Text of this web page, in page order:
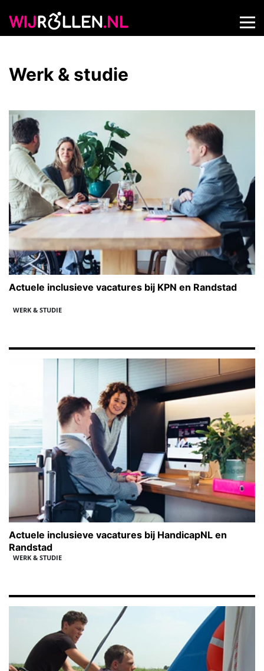
Werk & studie
Actuele inclusieve vacatures bij KPN en Randstad
WERK & STUDIE
Actuele inclusieve vacatures bij HandicapNL en
Randstad
WERK & STUDIE